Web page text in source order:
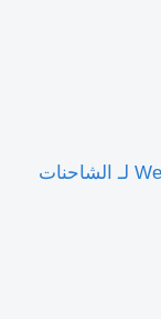
جهاز التدفئة Webasto FM (01.05-) 9030845B لـ الشاحنات